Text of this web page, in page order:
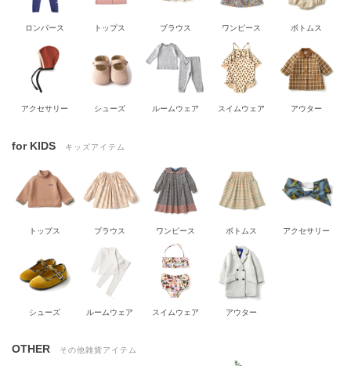
ロンパース トップス ブラウス ワンピース ボトムス
アクセサリー シューズ ルームウェア スイムウェア アウター
for KIDS キッズアイテム
トップス ブラウス ワンピース ボトムス アクセサリー
シューズ ルームウェア スイムウェア アウター
OTHER その他雑貨アイテム